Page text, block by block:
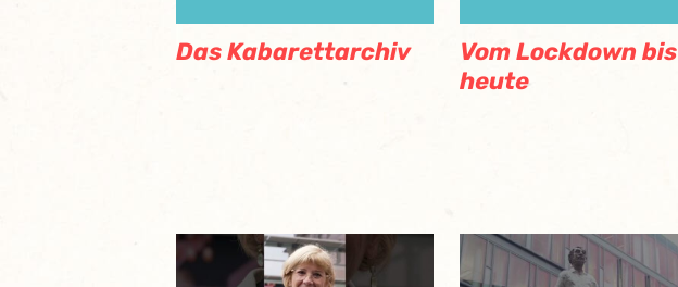
Das Kabarettarchiv
Vom Lockdown bis
heute